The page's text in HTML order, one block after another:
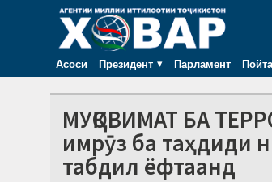
Асосӣ Президент Парламент
МУҚОВИМАТ БА
имрӯз ба таҳдиди
табдил ёфтаанд